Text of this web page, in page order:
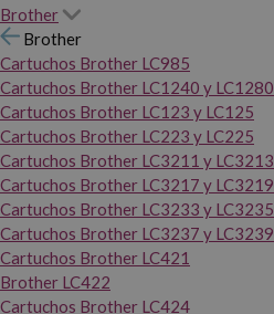
Brother
Brother
Cartuchos Brother LC985
Cartuchos Brother LC1240 y LC1280
Cartuchos Brother LC123 y LC125
Cartuchos Brother LC223 y LC225
Cartuchos Brother LC3211 y LC3213
Cartuchos Brother LC3217 y LC3219
Cartuchos Brother LC3233 y LC3235
Cartuchos Brother LC3237 y LC3239
Cartuchos Brother LC421
Brother LC422
Cartuchos Brother LC424